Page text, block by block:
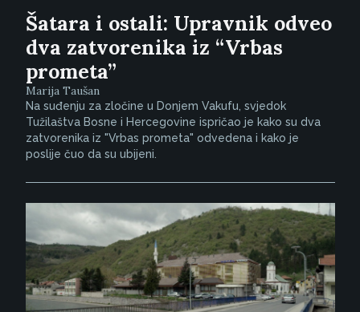
Šatara i ostali: Upravnik odveo
dva zatvorenika iz “Vrbas
prometa”
Marija Taušan
Na suđenju za zločine u Donjem Vakufu, svjedok
Tužilaštva Bosne i Hercegovine ispričao je kako su dva
zatvorenika iz "Vrbas prometa" odvedena i kako je
poslije čuo da su ubijeni.